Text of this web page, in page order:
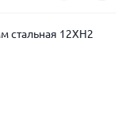
стальная 12ХН2